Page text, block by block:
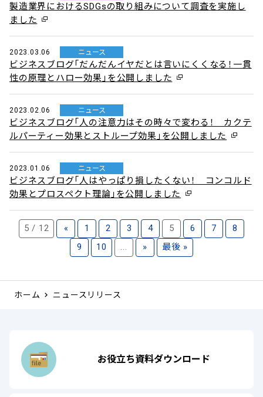
製造業界におけるSDGsの取り組みについて調査を実施し
ました
2023.03.06 ニュース
ビジネスブログ「だんだんイヤだとは言いにくくなる！一貫
性の原理とハロー効果」を公開しました
2023.02.06 ニュース
ビジネスブログ「人の注意力はその時々で変わる！ カクテ
ルパーティー効果とストループ効果」を公開しました
2023.01.06 ニュース
ビジネスブログ「人はやっぱり損したくない！ コンコルド
効果とプロスペクト理論」を公開しました
5 / 12 « 1 2 3 4 5 6 7
8
9
10 ... » 最後 »
ホーム ニュースリリース
お役立ち資料ダウンロード